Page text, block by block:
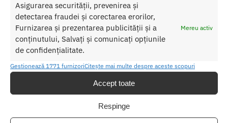
Asigurarea securității, prevenirea și
detectarea fraudei și corectarea erorilor,
Furnizarea și prezentarea publicității și a
conținutului, Salvați și comunicați opțiunile
de confidențialitate.
Mereu activ
Gestionează 1771 furnizoriCitește mai multe despre aceste scopuri
Accept toate
Respinge
Categorii: MANSOANE SI INELE, Inele erectie cu vibratii
Etichetă: Inel Penis Pretty Love Locker
Produse similare